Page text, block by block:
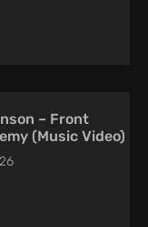
– Front
(Music Video)